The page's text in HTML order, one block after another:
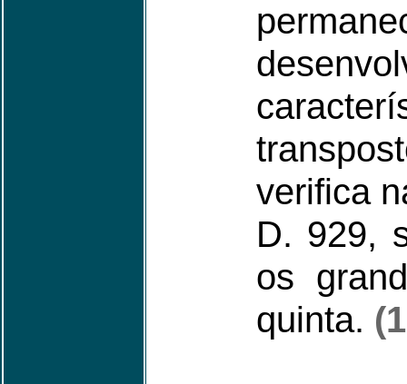
verifica
D. 929,
os
quinta.